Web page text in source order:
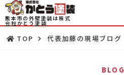
熊本市の外壁塗装は株式
会社かとう塗装
TOP 代表加藤の現場ブログ
BLOG